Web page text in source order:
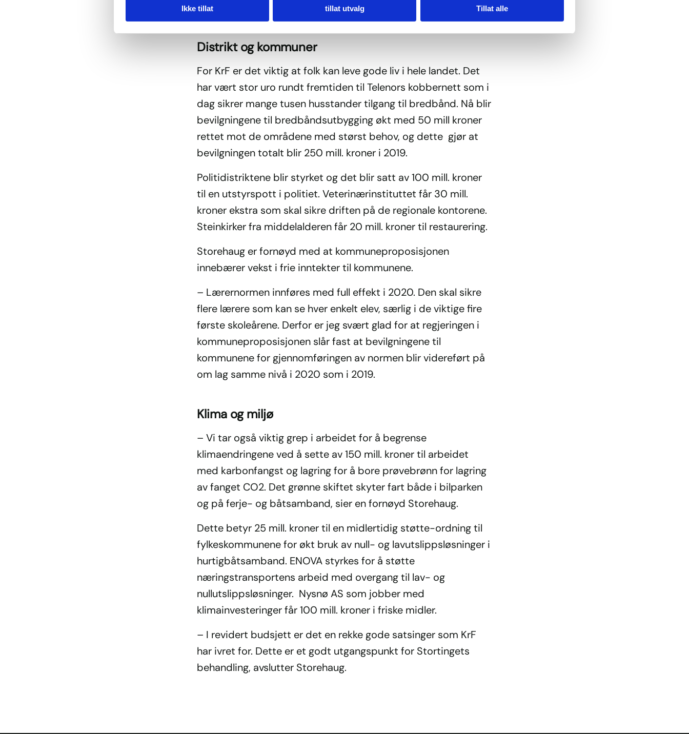
Ikke tillat tillat utvalg Tillat alle
omsorgsboliger, sier Storehaug.
Distrikt og kommuner
For KrF er det viktig at folk kan leve gode liv i hele landet. Det
har vært stor uro rundt fremtiden til Telenors kobbernett som i
dag sikrer mange tusen husstander tilgang til bredbånd. Nå blir
bevilgningene til bredbåndsutbygging økt med 50 mill kroner
rettet mot de områdene med størst behov, og dette gjør at
bevilgningen totalt blir 250 mill. kroner i 2019.
Politidistriktene blir styrket og det blir satt av 100 mill. kroner
til en utstyrspott i politiet. Veterinærinstituttet får 30 mill.
kroner ekstra som skal sikre driften på de regionale kontorene.
Steinkirker fra middelalderen får 20 mill. kroner til restaurering.
Storehaug er fornøyd med at kommuneproposisjonen
innebærer vekst i frie inntekter til kommunene.
– Lærernormen innføres med full effekt i 2020. Den skal sikre
flere lærere som kan se hver enkelt elev, særlig i de viktige fire
første skoleårene. Derfor er jeg svært glad for at regjeringen i
kommuneproposisjonen slår fast at bevilgningene til
kommunene for gjennomføringen av normen blir videreført på
om lag samme nivå i 2020 som i 2019.
Klima og miljø
– Vi tar også viktig grep i arbeidet for å begrense
klimaendringene ved å sette av 150 mill. kroner til arbeidet
med karbonfangst og lagring for å bore prøvebrønn for lagring
av fanget CO2. Det grønne skiftet skyter fart både i bilparken
og på ferje- og båtsamband, sier en fornøyd Storehaug.
Dette betyr 25 mill. kroner til en midlertidig støtte-ordning til
fylkeskommunene for økt bruk av null- og lavutslippsløsninger i
hurtigbåtsamband. ENOVA styrkes for å støtte
næringstransportens arbeid med overgang til lav- og
nullutslippsløsninger. Nysnø AS som jobber med
klimainvesteringer får 100 mill. kroner i friske midler.
– I revidert budsjett er det en rekke gode satsinger som KrF
har ivret for. Dette er et godt utgangspunkt for Stortingets
behandling, avslutter Storehaug.